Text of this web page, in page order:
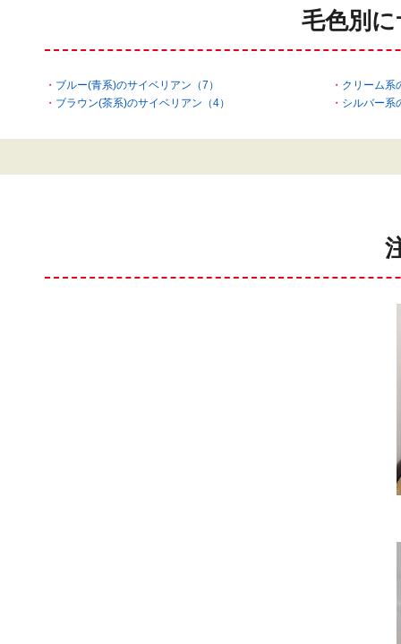
毛色別
ブルー(青系)のサイベリアン（7）
クリーム系
ブラウン(茶系)のサイベリアン（4）
シルバー系